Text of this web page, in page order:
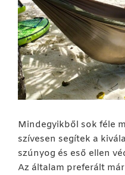
Mindegyikből sok féle
szívesen segítek a
szúnyog és eső ellen
Az általam preferált